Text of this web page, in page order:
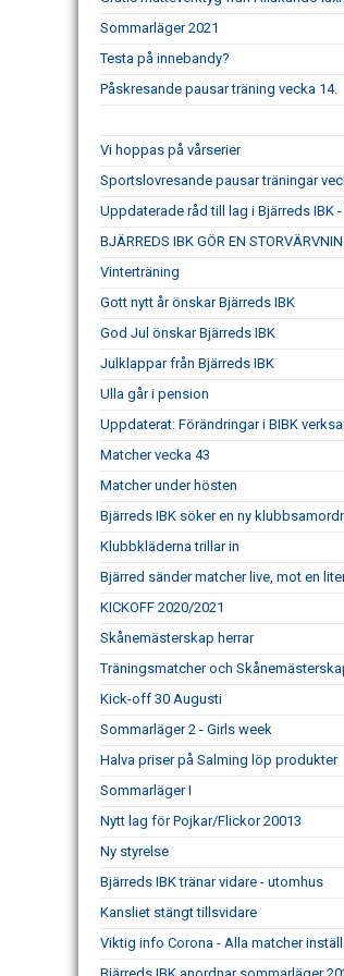
Sommarläger 2021
Testa på innebandy?
Påskresande pausar träning vecka 14.
Vi hoppas på vårserier
Sportslovresande pausar träningar
Uppdaterade råd till lag i Bjärreds IBK
BJÄRREDS IBK GÖR EN
Vinterträning
Gott nytt år önskar Bjärreds IBK
God Jul önskar Bjärreds IBK
Julklappar från Bjärreds IBK
Ulla går i pension
Uppdaterat: Förändringar i BIBK
Matcher vecka 43
Matcher under hösten
Bjärreds IBK söker en ny
Klubbkläderna trillar in
Bjärred sänder matcher live, mot en
KICKOFF 2020/2021
Skånemästerskap herrar
Träningsmatcher och
Kick-off 30 Augusti
Sommarläger 2 - Girls week
Halva priser på Salming löp produkter
Sommarläger I
Nytt lag för Pojkar/Flickor 20013
Ny styrelse
Bjärreds IBK tränar vidare - utomhus
Kansliet stängt tillsvidare
Viktig info Corona - Alla matcher